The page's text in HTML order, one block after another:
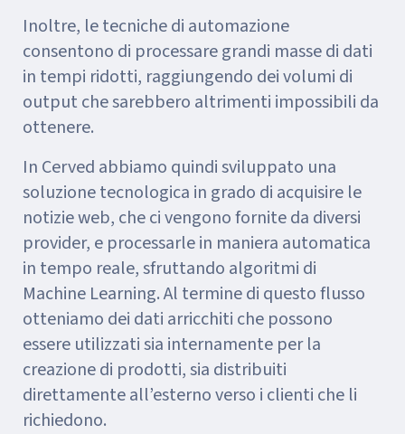
Inoltre, le tecniche di automazione
consentono di processare grandi masse di dati
in tempi ridotti, raggiungendo dei volumi di
output che sarebbero altrimenti impossibili da
ottenere.
In Cerved abbiamo quindi sviluppato una
soluzione tecnologica in grado di acquisire le
notizie web, che ci vengono fornite da diversi
provider, e processarle in maniera automatica
in tempo reale, sfruttando algoritmi di
Machine Learning. Al termine di questo flusso
otteniamo dei dati arricchiti che possono
essere utilizzati sia internamente per la
creazione di prodotti, sia distribuiti
direttamente all’esterno verso i clienti che li
richiedono.